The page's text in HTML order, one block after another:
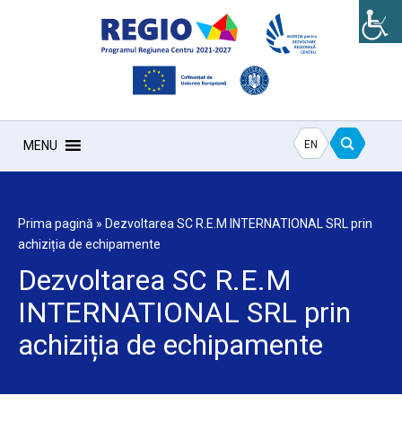
MENU EN
Prima pagină » Dezvoltarea SC R.E.M INTERNATIONAL SRL prin
achiziția de echipamente
Dezvoltarea SC R.E.M
INTERNATIONAL SRL prin
achiziția de echipamente